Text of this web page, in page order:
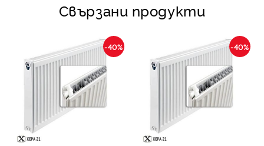
Свързани продукти
-40% -40%